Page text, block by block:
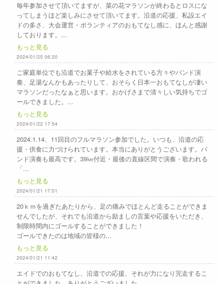
毎年参加させて頂いてますが、菜の花マラソンが終わるとロスにな
ってしまうほど楽しみにさせて頂いてます。沿道の応援、私設エイ
ドの多さ、大会運営・ボランティアのおもてなし感に、ほんと感謝
しております。...
もっと見る
2024/01/25 06:20
ご家庭単位でも沿道でお菓子や給水をされている方々やバンド演
奏、足湯なんかもあったりして、おそらく日本一おもてなしが凄い
マラソンだったなぁと思います。おかげさまで清々しい気持ちでゴ
ールできました。...
もっと見る
2024/01/22 17:54
2024.1.14、11回目のフルマラソン参加でした。いつも、沿道の応
援・供食に力づけられています。本当にありがとうございます。バ
ンド演奏も最高です。39㎞付近・最後の直線区間で演奏・歌われる
「...
もっと見る
2024/01/21 17:01
20ｋｍを過ぎたあたりから、足の痛みでほとんど走ることができま
せんでしたが、それでも沿道から励ましの言葉や応援をいただき、
制限時間内にゴールすることができました！
ゴールできたのは地域の皆様の...
もっと見る
2024/01/21 11:42
エイドでのおもてなし、沿道での応援、それが力になり完走するこ